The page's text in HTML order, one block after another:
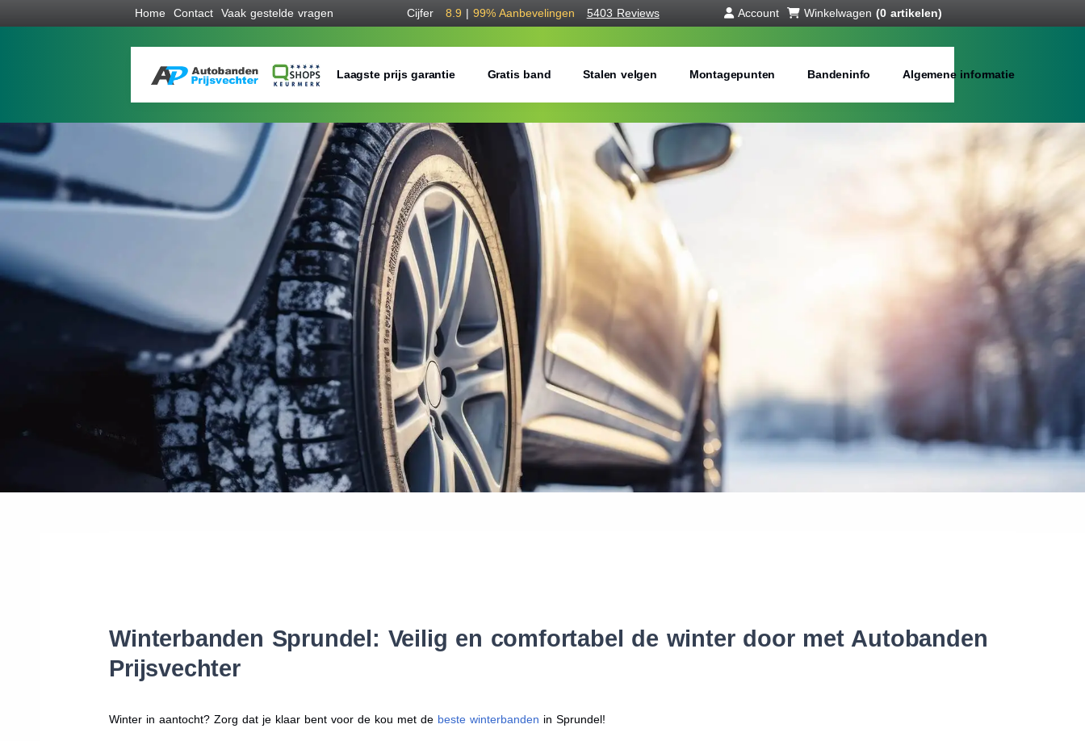
Home Contact Vaak gestelde vragen Cijfer 8.9 | 99% Aanbevelingen 5403 Reviews Account Winkelwagen (0 artikelen)
Laagste prijs garantie Gratis band Stalen velgen Montagepunten Bandeninfo Algemene informatie
Bestel voordelig winterbanden
Seizoen:
Breedte: Hoogte:
Waar vind ik de maat van mijn banden
Help mij met bestellen
Winterbanden Sprundel: Veilig en comfortabel de winter door met Autobanden
Prijsvechter
Winter in aantocht? Zorg dat je klaar bent voor de kou met de beste winterbanden in Sprundel!